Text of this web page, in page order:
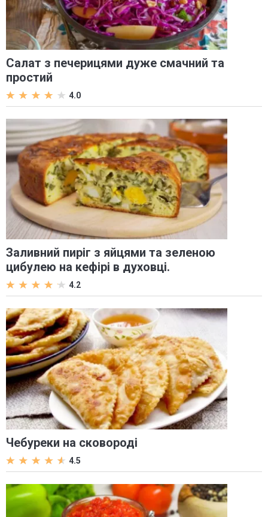
Салат з печерицями дуже смачний та
простий
4.0
Заливний пиріг з яйцями та зеленою
цибулею на кефірі в духовці.
4.2
Чебуреки на сковороді
4.5